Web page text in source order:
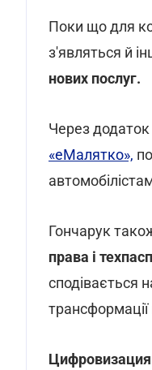
Поки що для
з'являться й
нових послуг.
Через
«еМалятко»,
Гончарук
права і
сподівається
трансформації